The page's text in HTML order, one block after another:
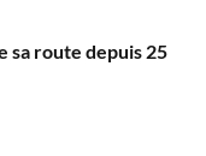
sa route depuis 25